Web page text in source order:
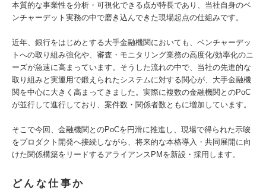
本質的な事業性を分析・可視化できる点が特長であり、当社自身のベ
ンチャーデット実務の中で磨き込んできた現場起点の仕組みです。
近年、銀行をはじめとする大手金融機関においても、ベンチャーデッ
トへの取り組み強化や、審査・モニタリング業務の高度化/効率化のニ
ーズが急速に高まっています。そうした流れの中で、当社の先進的な
取り組みと実運用で鍛えられたシステムに対する関心が、大手金融機
関を中心に大きく高まってきました。実際に複数の金融機関とのPoC
が並行して進行しており、案件数・関係者数ともに増加しています。
そこで今回、金融機関とのPoCを円滑に推進し、現場で得られた示唆
をプロダクト開発へ接続しながら、将来的な本格導入・共同展開に向
けた関係構築をリードするアライアンスPMを新設・採用します。
どんな仕事か